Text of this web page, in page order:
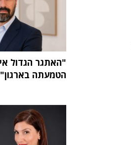
הטמעתה בארגון"